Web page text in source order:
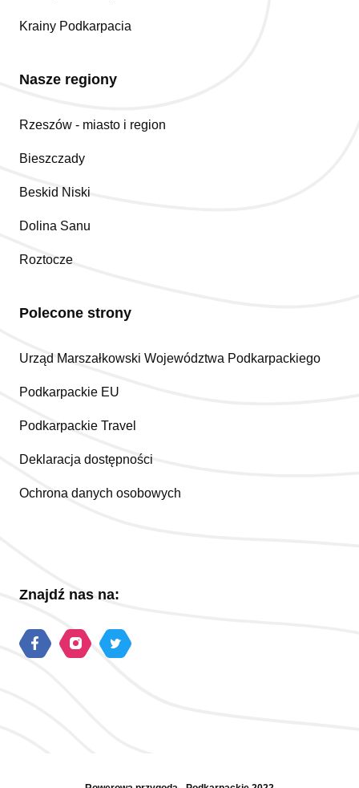
Krainy Podkarpacia
Nasze regiony
Rzeszów - miasto i region
Bieszczady
Beskid Niski
Dolina Sanu
Roztocze
Polecone strony
Urząd Marszałkowski Województwa Podkarpackiego
Podkarpackie EU
Podkarpackie Travel
Deklaracja dostępności
Ochrona danych osobowych
Znajdź nas na: